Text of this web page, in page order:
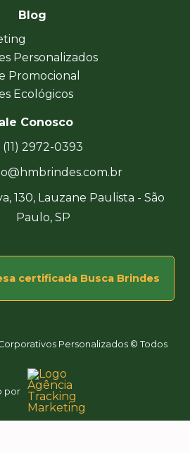
Blog
Personalizados
Promocional
Ecológicos
Conosco
(11) 2972-0393
130, Lauzane Paulista - São
Paulo, SP
certificada Busca Brindes
Personalizados © Todos
por